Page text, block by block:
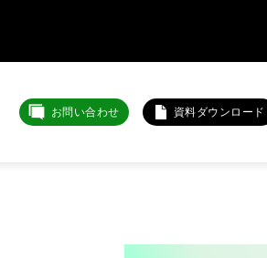
お問い合わせ 資料ダウンロード